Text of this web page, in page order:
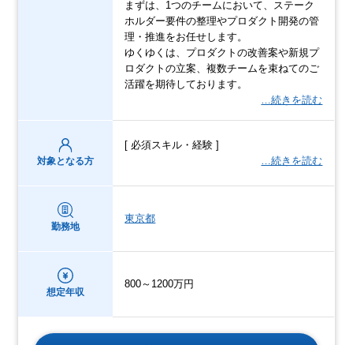
まずは、1つのチームにおいて、ステーク
ホルダー要件の整理やプロダクト開発の管
理・推進をお任せします。
ゆくゆくは、プロダクトの改善案や新規プ
ロダクトの立案、複数チームを束ねてのご
活躍を期待しております。
…続きを読む
対象となる方
[ 必須スキル・経験 ]
…続きを読む
勤務地
東京都
想定年収
800～1200万円